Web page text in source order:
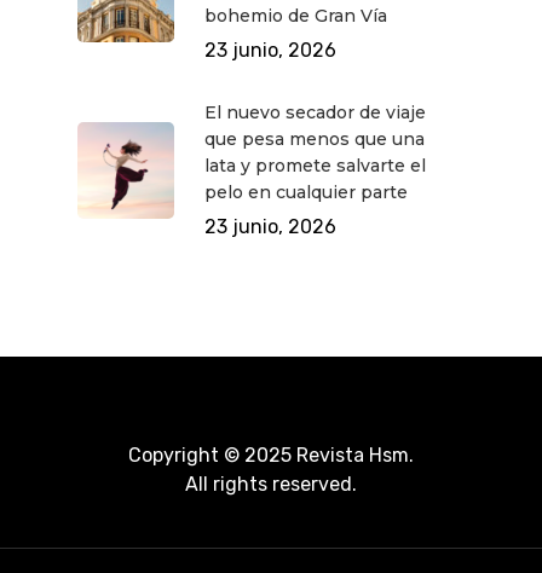
bohemio de Gran Vía
23 junio, 2026
El nuevo secador de viaje
que pesa menos que una
lata y promete salvarte el
pelo en cualquier parte
23 junio, 2026
Copyright © 2025 Revista Hsm.
All rights reserved.